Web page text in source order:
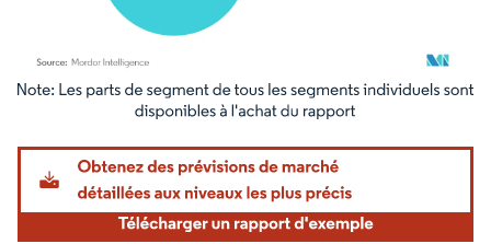
Image © Mordor Intelligence. La réutilisation nécessite une attribution sous CC BY